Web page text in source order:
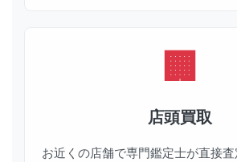
店頭買取
お近くの店舗で専門鑑定士が直接